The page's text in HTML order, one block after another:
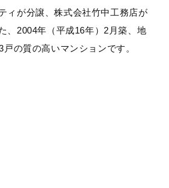
ィが分譲、株式会社竹中工務店が
、2004年（平成16年）2月築、地
戸の質の高いマンションです。